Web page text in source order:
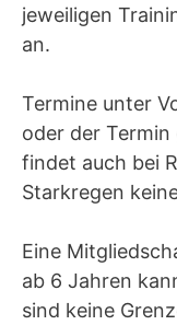
jeweiligen
an.
Termine unter
oder der
findet auch bei
Starkregen
Eine
ab 6 Jahren
sind keine